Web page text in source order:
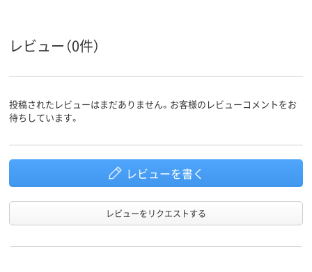
レビュー（0件）
投稿されたレビューはまだありません。お客様のレビューコメントをお
待ちしています。
レビューを書く
レビューをリクエストする